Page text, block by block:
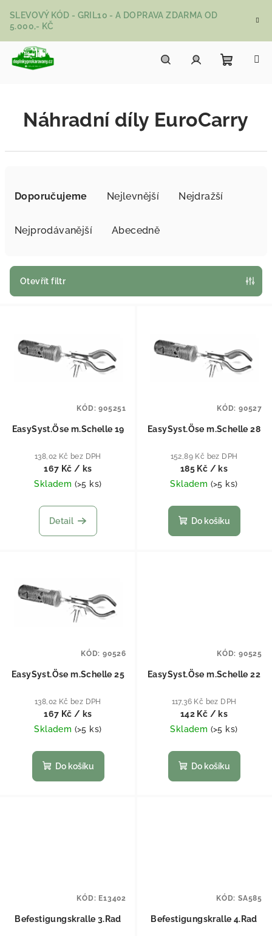
SLEVOVÝ KÓD - GRIL10 - A DOPRAVA ZDARMA OD
5.000,- KČ
Náhradní díly EuroCarry
Doporučujeme Nejlevnější Nejdražší
Nejprodávanější Abecedně
Otevřít filtr
EasySyst.Öse m.Schelle 19
138,02 Kč bez DPH
167 Kč/ ks
Skladem (>5 ks)
Detail
KÓD:905251
EasySyst.Öse m.Schelle 28
152,89 Kč bez DPH
185 Kč / ks
Skladem (>5 ks)
Do košíku
KÓD: 90527
EasySyst.Öse m.Schelle 25
138,02 Kč bez DPH
167 Kč / ks
Skladem (>5 ks)
Do košíku
KÓD: 90526
EasySyst.Öse m.Schelle 22
117,36 Kč bez DPH
142 Kč / ks
Skladem (>5 ks)
Do košíku
KÓD: 90525
Befestigungskralle 3.Rad
KÓD: E13402
Befestigungskralle 4.Rad
KÓD: SA585